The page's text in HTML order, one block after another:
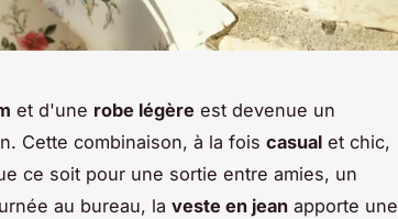
et d'une robe légère est devenue un
Cette combinaison, à la fois casual et chic,
ce soit pour une sortie entre amies, un
au bureau, la veste en jean apporte une